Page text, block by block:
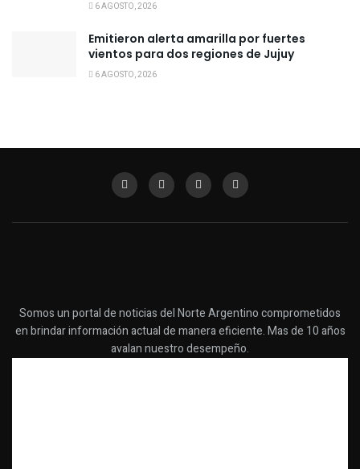
6 AGOSTO, 2026
Emitieron alerta amarilla por fuertes
vientos para dos regiones de Jujuy
6 AGOSTO, 2026
Somos un portal de noticias del Norte Argentino comprometidos
en brindar información actual de manera eficiente. Mas de 10 años
avalan nuestro desempeño.